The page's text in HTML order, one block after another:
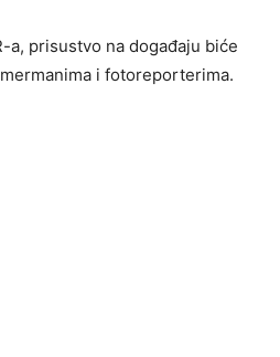
a, prisustvo na događaju biće
i fotoreporterima.